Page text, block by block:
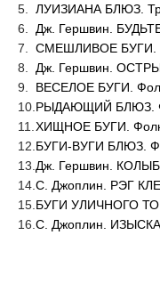
ЛУИЗИАНА БЛЮЗ.
Дж. Гершвин.
СМЕШЛИВОЕ БУГИ.
Дж. Гершвин.
ВЕСЕЛОЕ БУГИ.
РЫДАЮЩИЙ БЛЮЗ.
ХИЩНОЕ БУГИ. Фолк
БУГИ-ВУГИ БЛЮЗ.
Дж. Гершвин.
С. Джоплин. РЭГ
БУГИ УЛИЧНОГО
С. Джоплин.